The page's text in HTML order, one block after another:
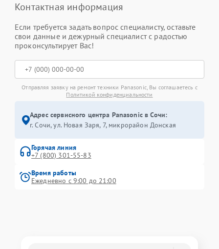
Контактная информация
Если требуется задать вопрос специалисту, оставьте
свои данные и дежурный специалист с радостью
проконсультирует Вас!
Отправляя заявку на ремонт техники Panasonic, Вы соглашаетесь с
Политикой конфиденциальности
Адрес сервисного центра Panasonic в Сочи:
г. Сочи, ул. Новая Заря, 7, микрорайон Донская
Горячая линия
+7 (800) 301-55-83
Время работы
Ежедневно с 9:00 до 21:00